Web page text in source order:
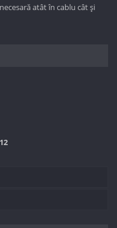
atât în cablu cât și